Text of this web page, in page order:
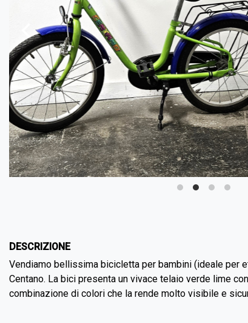
DESCRIZIONE
Vendiamo bellissima bicicletta per bambini (ideale per
Centano. La bici presenta un vivace telaio verde lime
combinazione di colori che la rende molto visibile e